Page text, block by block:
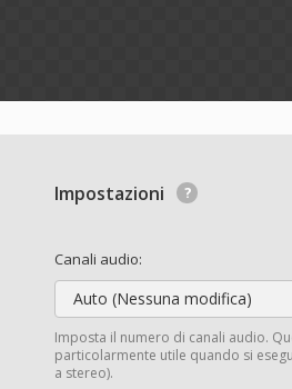
Impostazioni
Canali audio:
Auto (Nessuna modifica)
Imposta il numero di canali audio.
particolarmente utile quando si
a stereo).